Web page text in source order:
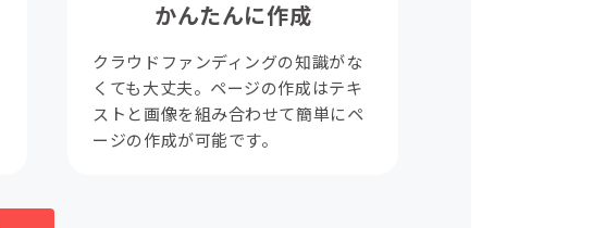
かんたんに作成
クラウドファンディングの知識がな
くても大丈夫。ページの作成はテキ
ストと画像を組み合わせて簡単にペ
ージの作成が可能です。